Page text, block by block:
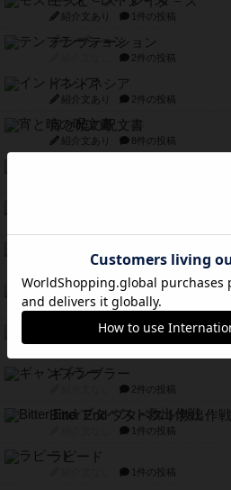
紹介文あり 1件の投稿
テンプテーション
2件の投稿
インドネシア
紹介文あり 2件の投稿
宵と暁の呪文書
紹介文あり 8件の投稿
紹介文なし 1件の投稿
スペクタキュラー
紹介文なし 1件の投稿
スモールワールド
紹介文あり 13件の投稿
ギャンブラー
2件の投稿
Bitter End ブタペスト救出作戦
1件の投稿
ラピード
1件の投稿